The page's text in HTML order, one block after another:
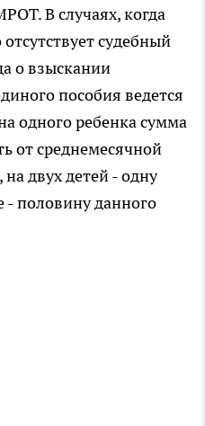
В случаях, когда
судебный
о взыскании
пособия ведется
одного ребенка сумма
от среднемесячной
двух детей - одну
- половину данного